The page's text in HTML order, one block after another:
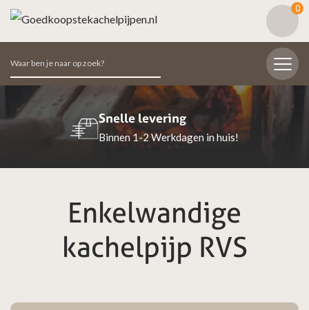
0
Zoeken
naar:
Snelle levering
Binnen 1-2 Werkdagen in huis!
Enkelwandige
kachelpijp RVS